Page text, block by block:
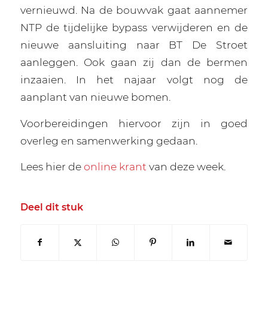
vernieuwd. Na de bouwvak gaat aannemer
NTP de tijdelijke bypass verwijderen en de
nieuwe aansluiting naar BT De Stroet
aanleggen. Ook gaan zij dan de bermen
inzaaien. In het najaar volgt nog de
aanplant van nieuwe bomen.
Voorbereidingen hiervoor zijn in goed
overleg en samenwerking gedaan.
Lees hier deonline krant van deze week.
Deel dit stuk